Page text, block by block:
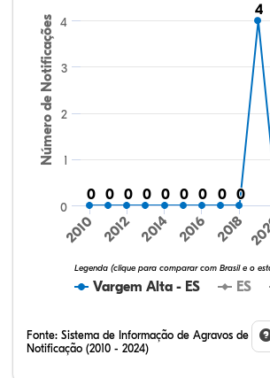
Número de Notificações
0
0 0
0 0
0 0
0 0
0 0
0 0
0 0
0 0
0
4
4
Vargem Alta - ES ES
Legenda (clique para comparar com Brasil e o
2010 2012 2014 2016 2018
0
1
2
3
4
Fonte: Sistema de Informação de Agravos de
Notificação (2010 - 2024)
22,83%
10,69%
0,50%
65,12%
0,37%
0,48%
32,57%
9,24%
0,46%
54,88%
1,27%
1,56%